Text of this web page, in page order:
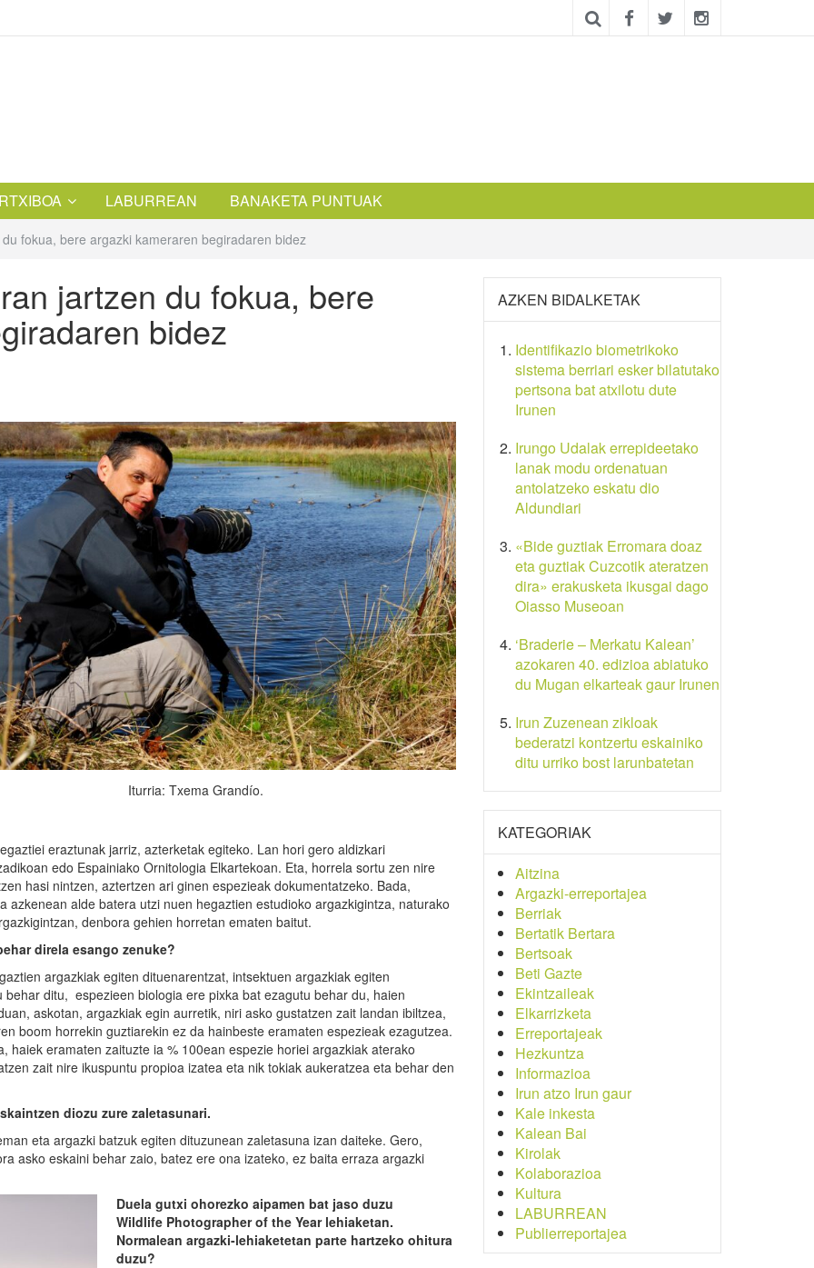
LABURREAN BANAKETA PUNTUAK
fokua, bere argazki kameraren begiradaren bidez
jartzen du fokua, bere
bidez
Iturria: Txema Grandío.
eraztunak jarriz, azterketak egiteko. Lan hori gero aldizkari
edo Espainiako Ornitologia Elkartekoan. Eta, horrela sortu zen nire
hasi nintzen, aztertzen ari ginen espezieak dokumentatzeko. Bada,
alde batera utzi nuen hegaztien estudioko argazkigintza, naturako
denbora gehien horretan ematen baitut.
direla esango zenuke?
argazkiak egiten dituenarentzat, intsektuen argazkiak egiten
ditu, espezieen biologia ere pixka bat ezagutu behar du, haien
askotan, argazkiak egin aurretik, niri asko gustatzen zait landan ibiltzea,
boom horrekin guztiarekin ez da hainbeste eramaten espezieak ezagutzea.
eramaten zaituzte ia % 100ean espezie horiei argazkiak aterako
zait nire ikuspuntu propioa izatea eta nik tokiak aukeratzea eta behar den
diozu zure zaletasunari.
eta argazki batzuk egiten dituzunean zaletasuna izan daiteke. Gero,
asko eskaini behar zaio, batez ere ona izateko, ez baita erraza argazki
Duela gutxi ohorezko aipamen bat jaso duzu
Wildlife Photographer of the Yearlehiaketan.
Normalean argazki-lehiaketetan parte hartzeko ohitura
duzu?
AZKEN BIDALKETAK
Identifikazio biometrikoko
sistema berriari esker bilatutako
pertsona bat atxilotu dute
Irunen
Irungo Udalak errepideetako
lanak modu ordenatuan
antolatzeko eskatu dio
Aldundiari
«Bide guztiak Erromara doaz
eta guztiak Cuzcotik ateratzen
dira» erakusketa ikusgai dago
Oiasso Museoan
‘Braderie – Merkatu Kalean’
azokaren 40. edizioa abiatuko
du Mugan elkarteak gaur Irunen
Irun Zuzenean zikloak
bederatzi kontzertu eskainiko
ditu urriko bost larunbatetan
KATEGORIAK
Aitzina
Argazki-erreportajea
Berriak
Bertatik Bertara
Bertsoak
Beti Gazte
Ekintzaileak
Elkarrizketa
Erreportajeak
Hezkuntza
Informazioa
Irun atzo Irun gaur
Kale inkesta
Kalean Bai
Kirolak
Kolaborazioa
Kultura
LABURREAN
Publierreportajea